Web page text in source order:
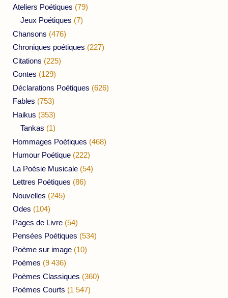
Ateliers Poétiques (79)
Jeux Poétiques (7)
Chansons (476)
Chroniques poétiques (227)
Citations (225)
Contes (129)
Déclarations Poétiques (626)
Fables (753)
Haikus (353)
Tankas (1)
Hommages Poétiques (468)
Humour Poétique (222)
La Poésie Musicale (54)
Lettres Poétiques (86)
Nouvelles (245)
Odes (104)
Pages de Livre (54)
Pensées Poétiques (534)
Poème sur image (10)
Poèmes (9 436)
Poèmes Classiques (360)
Poèmes Courts (1 547)